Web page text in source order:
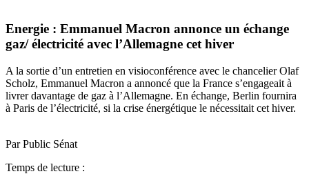
Energie : Emmanuel Macron annonce un échange
gaz/ électricité avec l’Allemagne cet hiver
A la sortie d’un entretien en visioconférence avec le chancelier Olaf
Scholz, Emmanuel Macron a annoncé que la France s’engageait à
livrer davantage de gaz à l’Allemagne. En échange, Berlin fournira
à Paris de l’électricité, si la crise énergétique le nécessitait cet hiver.
Par Public Sénat
Temps de lecture :